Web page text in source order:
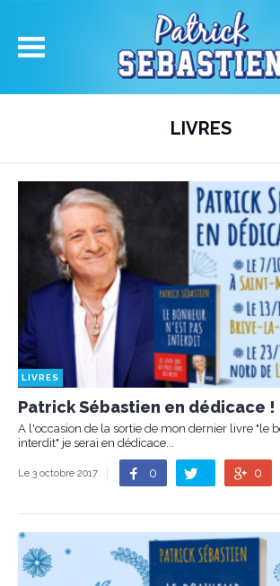
LIVRES
LIVRES
Patrick Sébastien en dédicace !
A l'occasion de la sortie de mon dernier livre "le
interdit" je serai en dédicace...
Le 3 octobre 2017 0 0